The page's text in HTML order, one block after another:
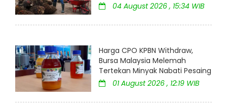
04 August 2026 , 15:34 WIB
Harga CPO KPBN Withdraw,
Bursa Malaysia Melemah
Tertekan Minyak Nabati Pesaing
01 August 2026 , 12:19 WIB